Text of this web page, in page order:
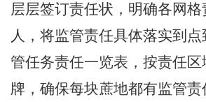
层层签订责任状，明确各网
人，将监管责任具体落实到
管任务责任一览表，按责任
牌，确保每块蔗地都有监管责